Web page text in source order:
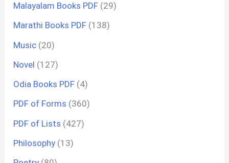
Malayalam Books PDF (29)
Marathi Books PDF (138)
Music (20)
Novel (127)
Odia Books PDF (4)
PDF of Forms (360)
PDF of Lists (427)
Philosophy (13)